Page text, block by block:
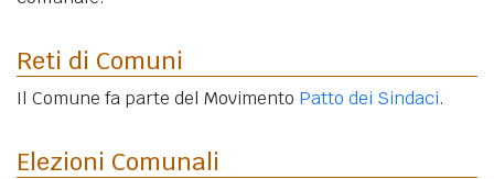
Reti di Comuni
Il Comune fa parte del Movimento Patto dei Sindaci.
Elezioni Comunali